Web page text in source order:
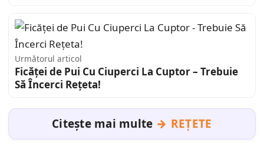
Următorul articol
Ficăței de Pui Cu Ciuperci La Cuptor – Trebuie
Să Încerci Rețeta!
Citește mai multe REȚETE